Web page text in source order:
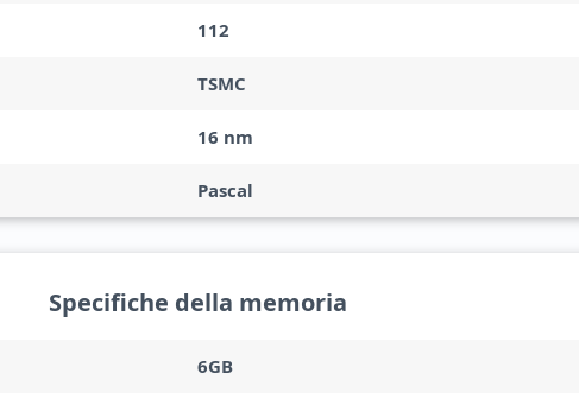
112
TSMC
16 nm
Pascal
Specifiche della memoria
6GB